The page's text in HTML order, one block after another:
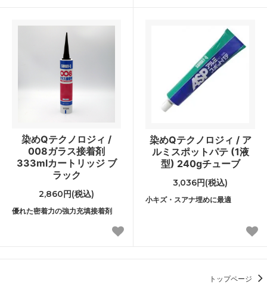
染めQテクノロジィ /
008ガラス接着剤
333mlカートリッジ ブ
ラック
2,860円(税込)
優れた密着力の強力充填接着剤
染めQテクノロジィ / ア
ルミスポットパテ (1液
型) 240gチューブ
3,036円(税込)
小キズ・スアナ埋めに最適
トップページ